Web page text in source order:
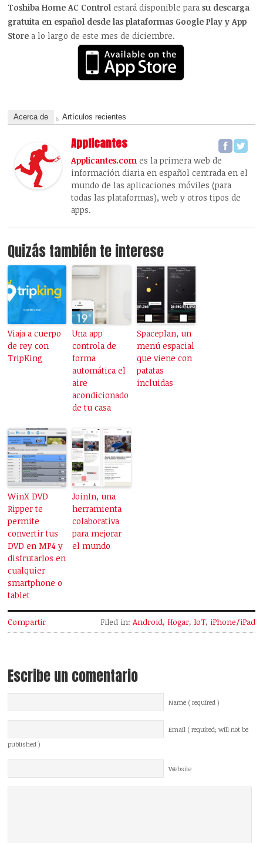
Toshiba Home AC Control estará disponible parasu descarga
gratuita en español desde las plataformas Google Play y App
Store a lo largo de este mes de diciembre.
Acerca de Artículos recientes
Applicantes
Applicantes.com es la primera web de
información diaria en español centrada en el
mundo de las aplicaciones móviles (para
todas las plataformas), web y otros tipos de
apps.
Quizás también te interese
Viaja a cuerpo
de rey con
TripKing
Una app
controla de
forma
automática el
aire
acondicionado
de tu casa
Spaceplan, un
menú espacial
que viene con
patatas
incluidas
WinX DVD
Ripper te
permite
convertir tus
DVD en MP4 y
disfrutarlos en
cualquier
smartphone o
tablet
JoinIn, una
herramienta
colaborativa
para mejorar
el mundo
Compartir Filed in: Android, Hogar, IoT, iPhone/iPad
Escribe un comentario
Name ( required )
Email ( required; will not be
published )
Website